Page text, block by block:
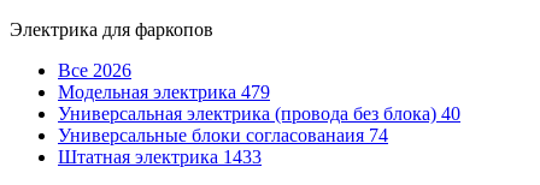
Электрика для фаркопов
Все 2026
Модельная электрика 479
Универсальная электрика (провода без блока) 40
Универсальные блоки согласованаия 74
Штатная электрика 1433